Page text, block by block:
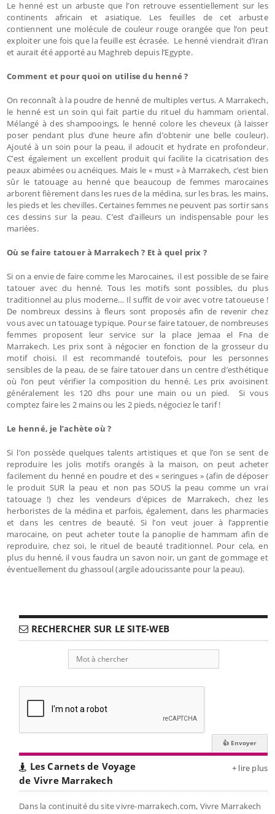
Le henné est un arbuste que l’on retrouve essentiellement sur les
continents africain et asiatique. Les feuilles de cet arbuste
contiennent une molécule de couleur rouge orangée que l’on peut
exploiter une fois que la feuille est écrasée. Le henné viendrait d’Iran
et aurait été apporté au Maghreb depuis l’Egypte.
Comment et pour quoi on utilise du henné ?
On reconnaît à la poudre de henné de multiples vertus. A Marrakech,
le henné est un soin qui fait partie du rituel du hammam oriental.
Mélangé à des shampooings, le henné colore les cheveux (à laisser
poser pendant plus d’une heure afin d’obtenir une belle couleur).
Ajouté à un soin pour la peau, il adoucit et hydrate en profondeur.
C’est également un excellent produit qui facilite la cicatrisation des
peaux abimées ou acnéiques. Mais le « must » à Marrakech, c’est bien
sûr le tatouage au henné que beaucoup de femmes marocaines
arborent fièrement dans les rues de la médina, sur les bras, les mains,
les pieds et les chevilles. Certaines femmes ne peuvent pas sortir sans
ces dessins sur la peau. C’est d’ailleurs un indispensable pour les
mariées.
Où se faire tatouer à Marrakech ? Et à quel prix ?
Si on a envie de faire comme les Marocaines, il est possible de se faire
tatouer avec du henné. Tous les motifs sont possibles, du plus
traditionnel au plus moderne… Il suffit de voir avec votre tatoueuse !
De nombreux dessins à fleurs sont proposés afin de revenir chez
vous avec un tatouage typique. Pour se faire tatouer, de nombreuses
femmes proposent leur service sur la place Jemaa el Fna de
Marrakech. Les prix sont à négocier en fonction de la grosseur du
motif choisi. Il est recommandé toutefois, pour les personnes
sensibles de la peau, de se faire tatouer dans un centre d’esthétique
où l’on peut vérifier la composition du henné. Les prix avoisinent
généralement les 120 dhs pour une main ou un pied. Si vous
comptez faire les 2 mains ou les 2 pieds, négociez le tarif !
Le henné, je l’achète où ?
Si l’on possède quelques talents artistiques et que l’on se sent de
reproduire les jolis motifs orangés à la maison, on peut acheter
facilement du henné en poudre et des « seringues » (afin de déposer
le produit SUR la peau et non pas SOUS la peau comme un vrai
tatouage !) chez les vendeurs d’épices de Marrakech, chez les
herboristes de la médina et parfois, également, dans les pharmacies
et dans les centres de beauté. Si l’on veut jouer à l’apprentie
marocaine, on peut acheter toute la panoplie de hammam afin de
reproduire, chez soi, le rituel de beauté traditionnel. Pour cela, en
plus du henné, il vous faudra un savon noir, un gant de gommage et
éventuellement du ghassoul (argile adoucissante pour la peau).
RECHERCHER SUR LE SITE-WEB
Les Carnets de Voyage
de Vivre Marrakech
+ lire plus
Dans la continuité du site vivre-marrakech.com, Vivre Marrakech